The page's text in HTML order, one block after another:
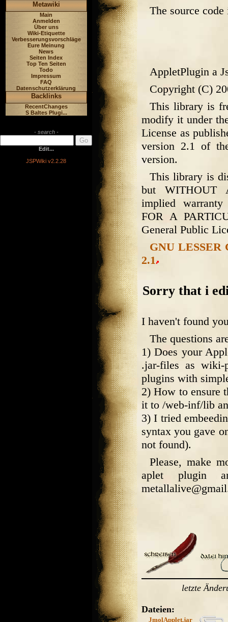
Metawiki
Main
Anmelden
Über uns
Wiki-Etiquette
Verbesserungsvorschläge
Eure Meinung
News
Seiten Index
Top Ten Seiten
Todo
Impressum
FAQ
Datenschutzerklärung
Backlinks
RecentChanges
S Baltes Plugi...
- search -
Edit...
JSPWiki v2.2.28
The source
AppletPlugin a
Copyright (C)
This library is
modify it under
License as
version 2.1 of
version.
This library is
but WITHOUT
implied
FOR A
General Public
GNU LESSER
2.1
Sorry that i
I haven't found
The questions
1) Does your
.jar-files as
plugins with
2) How to ensure
it to /web-inf/lib
3) I tried
syntax you gave
not found).
Please, make
aplet plugin
letzte
Dateien:
JmolApplet.jar